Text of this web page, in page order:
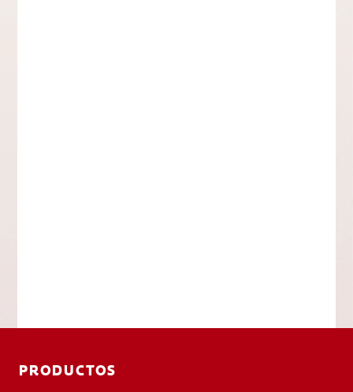
PRODUCTOS